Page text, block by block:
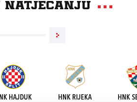
natjecanju
HAJDUK HNK RIJEKA HNK